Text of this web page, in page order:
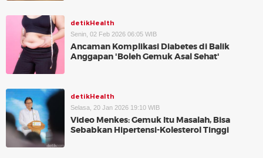
detikHealth
Senin, 02 Feb 2026 06:05 WIB
Ancaman Komplikasi Diabetes di Balik
Anggapan 'Boleh Gemuk Asal Sehat'
detikHealth
Selasa, 20 Jan 2026 19:10 WIB
Video Menkes: Gemuk Itu Masalah, Bisa
Sebabkan Hipertensi-Kolesterol Tinggi